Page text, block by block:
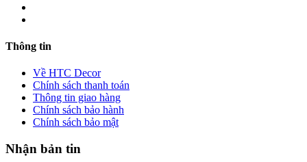
Thông tin
Về HTC Decor
Chính sách thanh toán
Thông tin giao hàng
Chính sách bảo hành
Chính sách bảo mật
Nhận bản tin